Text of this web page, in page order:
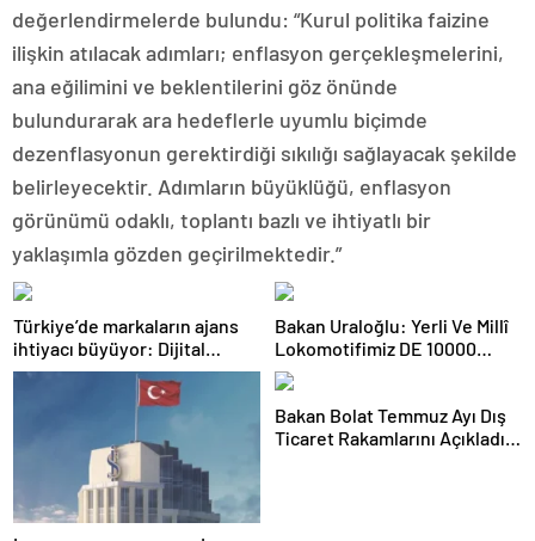
değerlendirmelerde bulundu: “Kurul politika faizine
ilişkin atılacak adımları; enflasyon gerçekleşmelerini,
ana eğilimini ve beklentilerini göz önünde
bulundurarak ara hedeflerle uyumlu biçimde
dezenflasyonun gerektirdiği sıkılığı sağlayacak şekilde
belirleyecektir. Adımların büyüklüğü, enflasyon
görünümü odaklı, toplantı bazlı ve ihtiyatlı bir
yaklaşımla gözden geçirilmektedir.”
Türkiye’de markaların ajans
ihtiyacı büyüyor: Dijital
reklam yatırımları 158 milyar
Bakan Uraloğlu: Yerli Ve Millî
Lokomotifimiz DE 10000
Tanzanya’ya İhraç Edildi
Bakan Bolat Temmuz Ayı Dış
Ticaret Rakamlarını Açıkladı: